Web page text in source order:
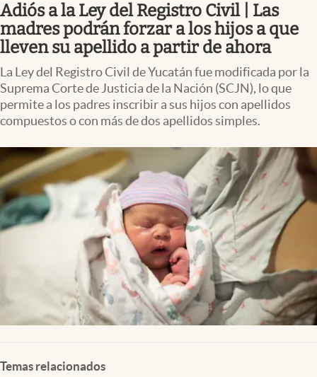
Pc y celular
Vida y estilo
Tv
Clima
Mediakit
abre en nueva pestaña
México
Adiós a la Ley del Registro Civil | Las
madres podrán forzar a los hijos a que
lleven su apellido a partir de ahora
La Ley del Registro Civil de Yucatán fue modificada por la
Suprema Corte de Justicia de la Nación (SCJN), lo que
permite a los padres inscribir a sus hijos con apellidos
compuestos o con más de dos apellidos simples.
Temas relacionados